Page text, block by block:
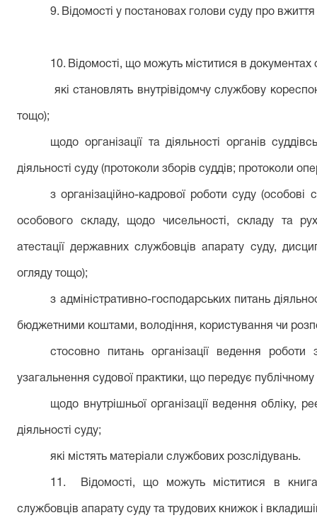
9. Відомості у постановах голови суду про
10. Відомості, що можуть міститися в документах
які становлять внутрівідомчу службову
тощо);
щодо організації та діяльності органів
діяльності суду (протоколи зборів суддів; протоколи
з організаційно-кадрової роботи суду (особові
особового складу, щодо чисельності, складу та
атестації державних службовців апарату суду,
огляду тощо);
з адміністративно-господарських питань
бюджетними коштами, володіння, користування чи
стосовно питань організації ведення
узагальнення судової практики, що передує
щодо внутрішньої організації ведення обліку,
діяльності суду;
які містять матеріали службових розслідувань.
11. Відомості, що можуть міститися в
службовців апарату суду та трудових книжок і